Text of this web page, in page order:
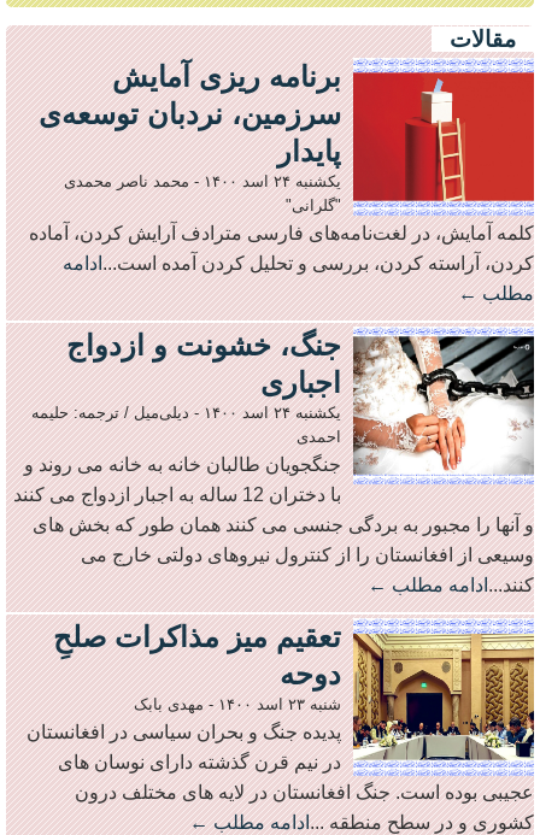
مقالات
برنامه ریزی آمایش
سرزمین، نردبان توسعه‌ی
پایدار
یکشنبه ۲۴ اسد ۱۴۰۰ -محمد ناصر محمدی
"گلرانی"
کلمه آمایش، در لغت‌نامه‌های فارسی مترادف آرایش کردن، آماده
کردن، آراسته کردن، بررسی و تحلیل کردن آمده است...ادامه
مطلب ←
جنگ، خشونت و ازدواج
اجباری
یکشنبه ۲۴ اسد ۱۴۰۰ -دیلی‌میل / ترجمه: حلیمه
احمدی
جنگجویان طالبان خانه به خانه می روند و
با دختران 12 ساله به اجبار ازدواج می کنند
و آنها را مجبور به بردگی جنسی می کنند همان طور که بخش های
وسیعی از افغانستان را از کنترول نیروهای دولتی خارج می
کنند...ادامه مطلب ←
تعقیم میز مذاکرات صلحِ
دوحه
شنبه ۲۳ اسد ۱۴۰۰ -مهدی بابک
پدیده جنگ و بحران سیاسی در افغانستان
در نیم قرن گذشته دارای نوسان های
عجیبی بوده است. جنگ افغانستان در لایه های مختلف درون
کشوری و در سطح منطقه ...ادامه مطلب ←